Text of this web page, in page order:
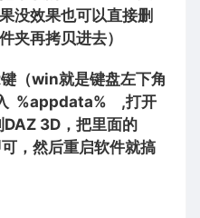
没效果也可以直接删
夹再拷贝进去）
（win就是键盘左下角
%appdata% ,打开
3D，把里面的
，然后重启软件就搞